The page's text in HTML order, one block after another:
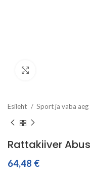
Esileht Sport ja vaba aeg
Rattakiiver
64,48 €